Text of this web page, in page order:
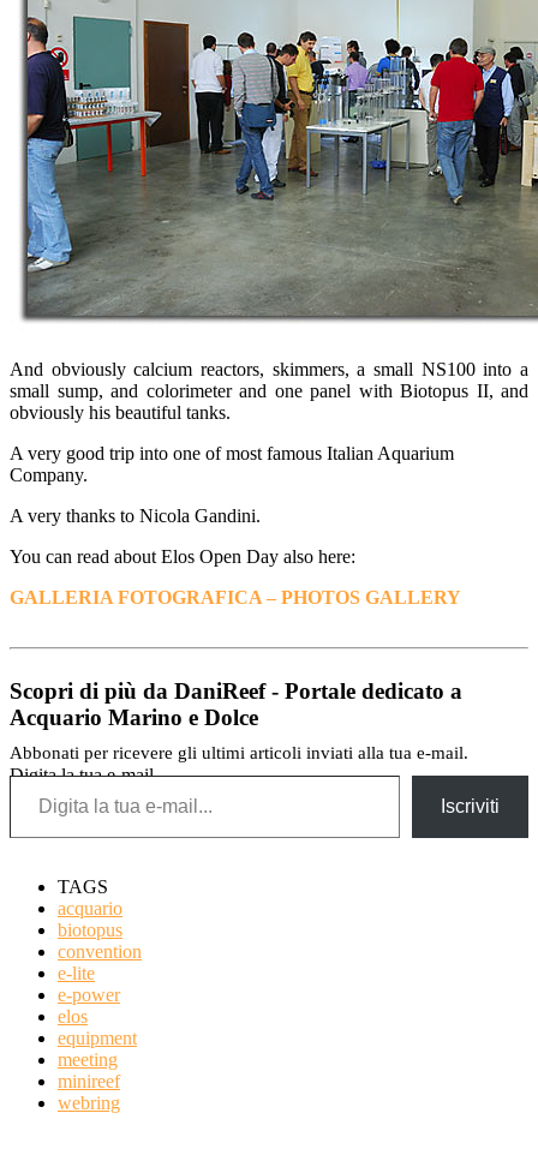
And obviously calcium reactors, skimmers, a small NS100 into a
small sump, and colorimeter and one panel with Biotopus II, and
obviously his beautiful tanks.
A very good trip into one of most famous Italian Aquarium
Company.
A very thanks to Nicola Gandini.
You can read about Elos Open Day also here:
GALLERIA FOTOGRAFICA – PHOTOS GALLERY
Scopri di più da DaniReef - Portale dedicato a
Acquario Marino e Dolce
Abbonati per ricevere gli ultimi articoli inviati alla tua e-mail.
Digita la tua e-mail...
Iscriviti
TAGS
acquario
biotopus
convention
e-lite
e-power
elos
equipment
meeting
minireef
webring